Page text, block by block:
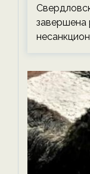
завершена